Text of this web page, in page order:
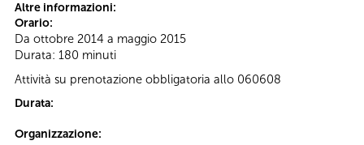
Altre informazioni:
Orario:
Da ottobre 2014 a maggio 2015
Durata: 180 minuti
Attività su prenotazione obbligatoria allo 060608
Durata:
Organizzazione: